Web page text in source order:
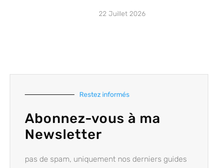
22 Juillet 2026
Restez informés
Abonnez-vous à ma
Newsletter
pas de spam, uniquement nos derniers guides